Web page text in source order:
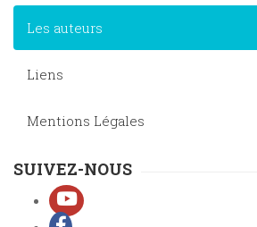
Les auteurs
Liens
Mentions Légales
SUIVEZ-NOUS